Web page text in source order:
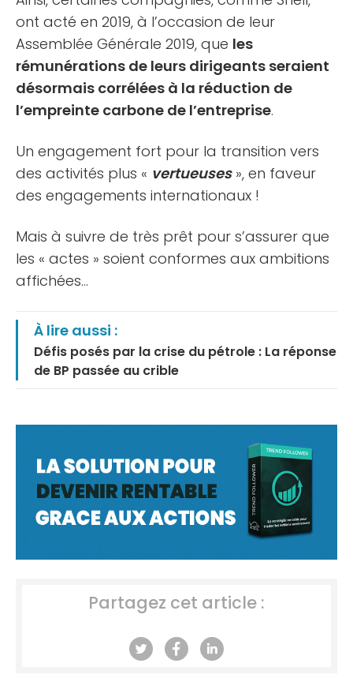
ont acté en 2019, à l’occasion de leur
Assemblée Générale 2019, que les
rémunérations de leurs dirigeants seraient
désormais corrélées à la réduction de
l’empreinte carbone de l’entreprise.
Un engagement fort pour la transition vers
des activités plus « vertueuses», en faveur
des engagements internationaux !
Mais à suivre de très prêt pour s’assurer que
les « actes » soient conformes aux ambitions
affichées…
À lire aussi :
Défis posés par la crise du pétrole : La réponse
de BP passée au crible
Partagez cet article :